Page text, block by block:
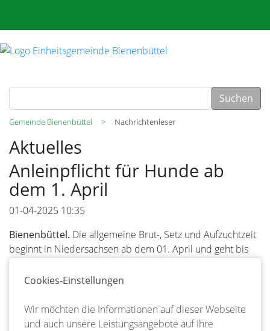
Suchen
Gemeinde Bienenbüttel Nachrichtenleser
Aktuelles
Anleinpflicht für Hunde ab
dem 1. April
01-04-2025 10:35
Bienenbüttel. Die allgemeine Brut-, Setz und Aufzuchtzeit
beginnt in Niedersachsen ab dem 01. April und geht bis
Landschaft (Wald, Wiesen, Feldwege sowie öffentliche
Hunde gilt für jede Person, die Hunde unter ihrer Aufsicht
Cookies-Einstellungen
Wir möchten die Informationen auf dieser Webseite
und auch unsere Leistungsangebote auf Ihre